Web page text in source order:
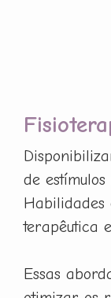
de
Habilidades
terapêutica
Essas